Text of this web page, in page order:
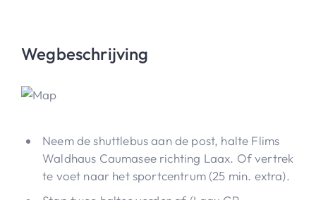
Wegbeschrijving
Neem de shuttlebus aan de post, halte Flims
Waldhaus Caumasee richting Laax. Of vertrek
te voet naar het sportcentrum (25 min. extra).